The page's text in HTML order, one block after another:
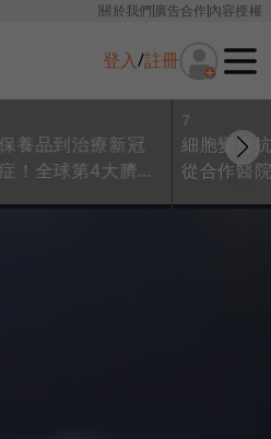
關於我們廣告合作內容授權
登入/註冊
養品到治療新冠
！全球第4大臍帶
7
細胞變身
從合作醫